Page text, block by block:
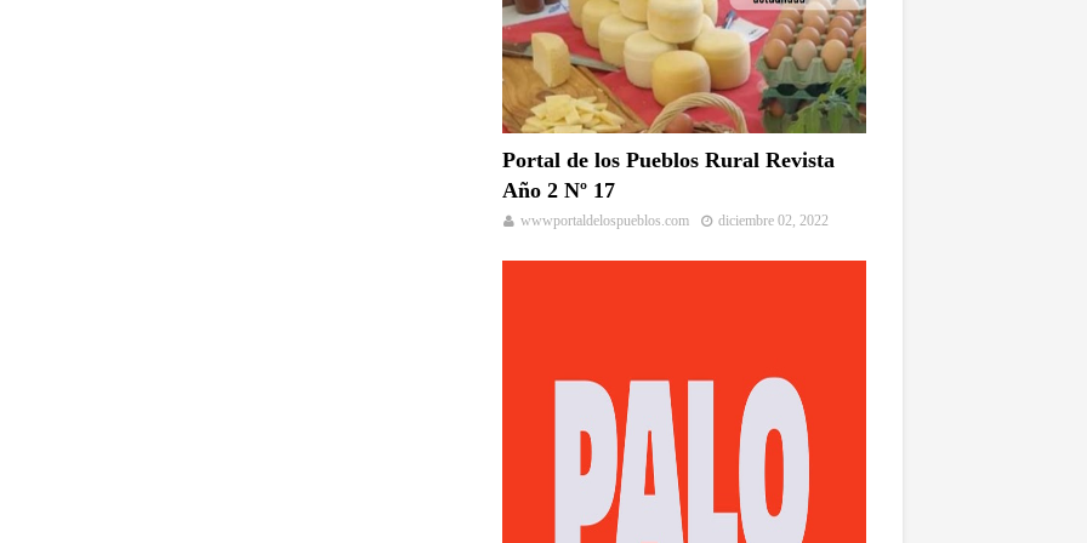
Portal de los Pueblos Rural Revista
Año 2 Nº 17
wwwportaldelospueblos.com diciembre 02, 2022